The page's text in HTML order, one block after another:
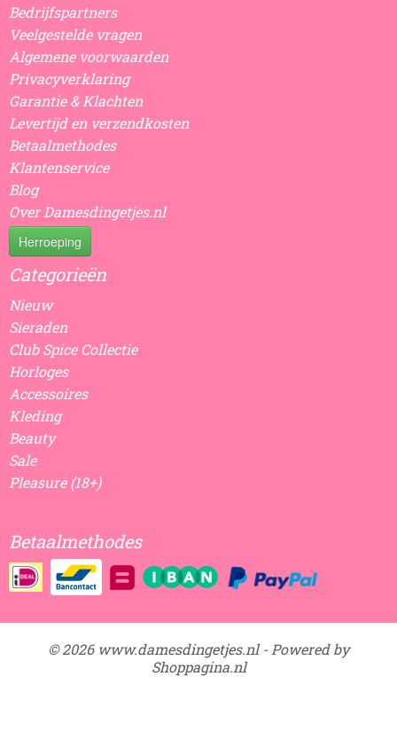
Bedrijfspartners
Veelgestelde vragen
Algemene voorwaarden
Privacyverklaring
Garantie & Klachten
Levertijd en verzendkosten
Betaalmethodes
Klantenservice
Blog
Over Damesdingetjes.nl
Herroeping
Categorieën
Nieuw
Sieraden
Club Spice Collectie
Horloges
Accessoires
Kleding
Beauty
Sale
Pleasure (18+)
Betaalmethodes
© 2026 www.damesdingetjes.nl - Powered by
Shoppagina.nl